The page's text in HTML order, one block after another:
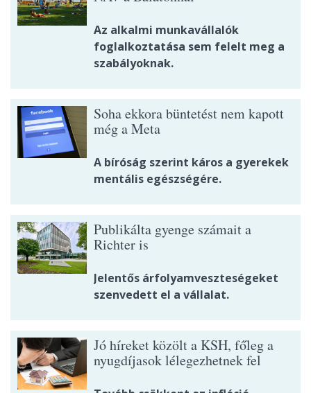
Az alkalmi munkavállalók
foglalkoztatása sem felelt meg a
szabályoknak.
Soha ekkora büntetést nem kapott
még a Meta
A bíróság szerint káros a gyerekek
mentális egészségére.
Publikálta gyenge számait a
Richter is
Jelentős árfolyamveszteségeket
szenvedett el a vállalat.
Jó híreket közölt a KSH, főleg a
nyugdíjasok lélegezhetnek fel